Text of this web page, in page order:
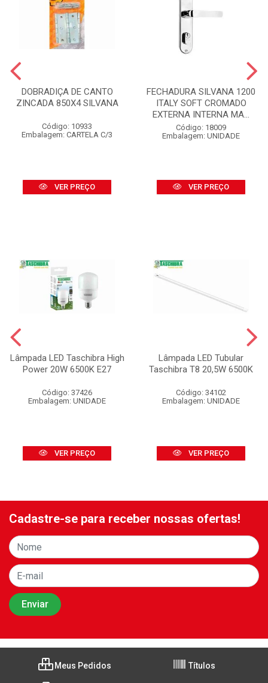
DOBRADIÇA DE CANTO
ZINCADA 850X4 SILVANA
Código: 10933
Embalagem: CARTELA C/3
VER PREÇO
FECHADURA SILVANA 1200
ITALY SOFT CROMADO
EXTERNA INTERNA MA...
Código: 18009
Embalagem: UNIDADE
VER PREÇO
Lâmpada LED Taschibra High
Power 20W 6500K E27
Código: 37426
Embalagem: UNIDADE
VER PREÇO
Lâmpada LED Tubular
Taschibra T8 20,5W 6500K
Código: 34102
Embalagem: UNIDADE
VER PREÇO
Cadastre-se para receber nossas ofertas!
Meus Pedidos Títulos